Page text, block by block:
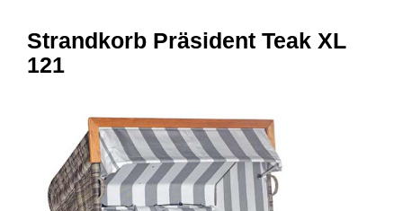
Strandkorb Präsident Teak XL
121